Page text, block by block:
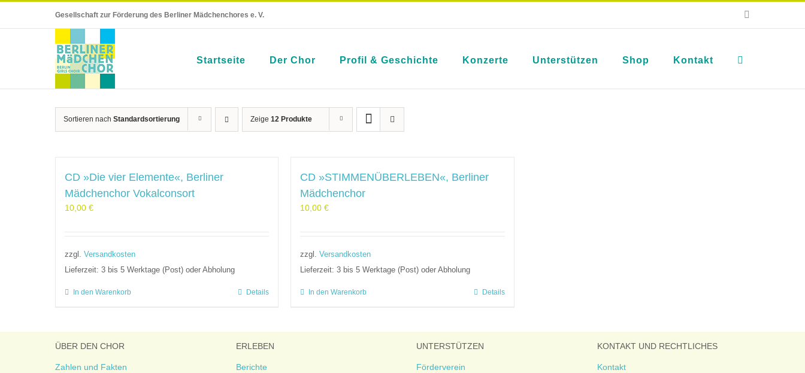
content
Gesellschaft zur Förderung des Berliner Mädchenchores e. V.
Startseite Der Chor Profil & Geschichte Konzerte Unterstützen Shop Kontakt
Sortieren nach Standardsortierung Zeige 12 Produkte
CD »Die vier Elemente«, Berliner
Mädchenchor Vokalconsort
10,00 €
zzgl. Versandkosten
Lieferzeit: 3 bis 5 Werktage (Post) oder Abholung
In den Warenkorb Details
CD »STIMMENÜBERLEBEN«, Berliner
Mädchenchor
10,00€
zzgl.Versandkosten
Lieferzeit:3 bis 5 Werktage (Post) oder Abholung
In den Warenkorb Details
ÜBER DEN CHOR
Zahlen und Fakten
ERLEBEN
Berichte
UNTERSTÜTZEN
Förderverein
KONTAKT UND RECHTLICHES
Kontakt